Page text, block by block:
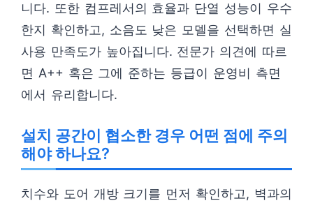
니다. 또한 컴프레서의 효율과 단열 성능이 우수
한지 확인하고, 소음도 낮은 모델을 선택하면 실
사용 만족도가 높아집니다. 전문가 의견에 따르
면 A++ 혹은 그에 준하는 등급이 운영비 측면
에서 유리합니다.
설치 공간이 협소한 경우 어떤 점에 주의
해야 하나요?
치수와 도어 개방 크기를 먼저 확인하고, 벽과의